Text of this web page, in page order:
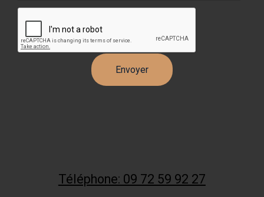
Téléphone: 09 72 59 92 27